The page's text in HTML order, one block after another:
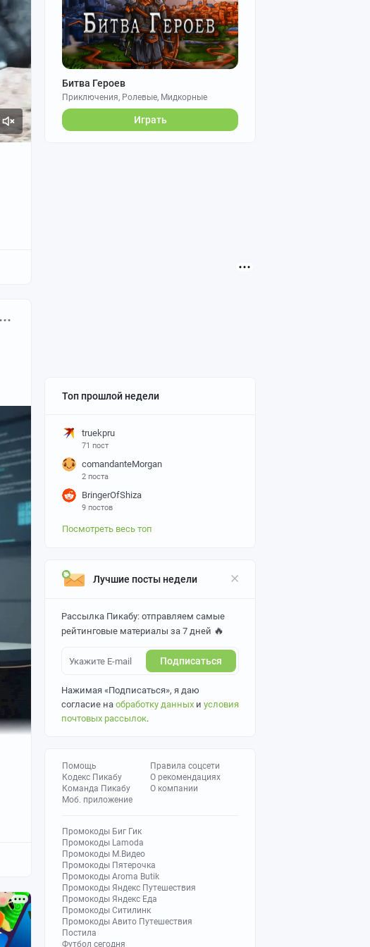
Битва Героев
Приключения, Ролевые, Мидкорные
Играть
Топ прошлой недели
truekpru
71 пост
comandanteMorgan
2 поста
BringerOfShiza
9 постов
Посмотреть весь топ
Лучшие посты недели
Рассылка Пикабу: отправляем самые
рейтинговые материалы за 7 дней 🔥
Подписаться
Нажимая «Подписаться», я даю
согласие на обработку данных и условия
почтовых рассылок.
Помощь
Кодекс Пикабу
Команда Пикабу
Моб. приложение
Правила соцсети
О рекомендациях
О компании
Промокоды Биг Гик
Промокоды Lamoda
Промокоды М.Видео
Промокоды Пятерочка
Промокоды Aroma Butik
Промокоды Яндекс Путешествия
Промокоды Яндекс Еда
Промокоды Ситилинк
Промокоды Авито Путешествия
Постила
Футбол сегодня